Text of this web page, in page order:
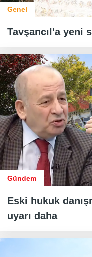
Genel
Tavşancıl'a yeni
Gündem
Eski hukuk
uyarı daha